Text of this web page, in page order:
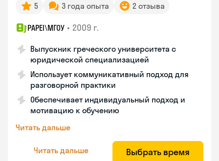
5 3 года опыта 2 отзыва
PAPEI\MГОУ • 2009 г.
Выпускник греческого университета с
юридической специализацией
Использует коммуникативный подход для
разговорной практики
Обеспечивает индивидуальный подход и
мотивацию к обучению
Читать дальше
Читать дальше Выбрать время